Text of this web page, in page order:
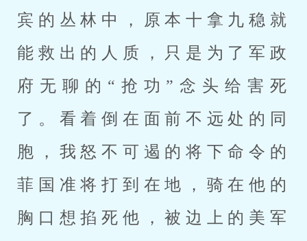
宾的丛林中，原本十拿九稳就
能救出的人质，只是为了军政
府无聊的“抢功”念头给害死
了。看着倒在面前不远处的同
胞，我怒不可遏的将下命令的
菲国准将打到在地，骑在他的
胸口想掐死他，被边上的美军